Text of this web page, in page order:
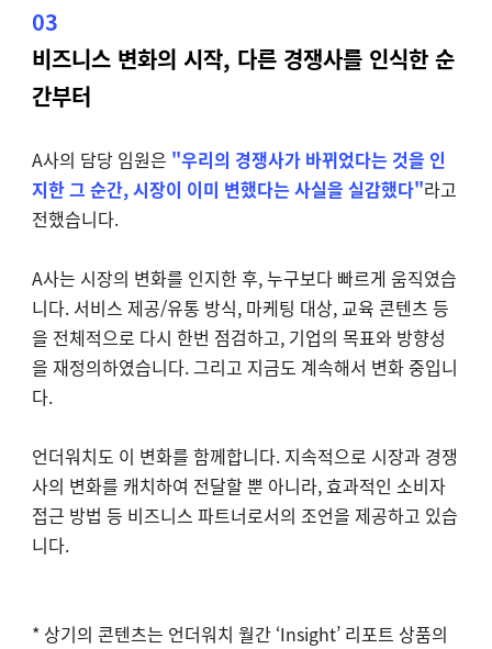
03
비즈니스 변화의 시작, 다른 경쟁사를 인식한 순
간부터
A사의 담당 임원은 "우리의 경쟁사가 바뀌었다는 것을 인
지한 그 순간, 시장이 이미 변했다는 사실을 실감했다"라고
전했습니다.
A사는 시장의 변화를 인지한 후, 누구보다 빠르게 움직였습
니다. 서비스 제공/유통 방식, 마케팅 대상, 교육 콘텐츠 등
을 전체적으로 다시 한번 점검하고, 기업의 목표와 방향성
을 재정의하였습니다. 그리고 지금도 계속해서 변화 중입니
다.
언더워치도 이 변화를 함께합니다. 지속적으로 시장과 경쟁
사의 변화를 캐치하여 전달할 뿐 아니라, 효과적인 소비자
접근 방법 등 비즈니스 파트너로서의 조언을 제공하고 있습
니다.
* 상기의 콘텐츠는 언더워치 월간 ‘Insight’ 리포트 상품의